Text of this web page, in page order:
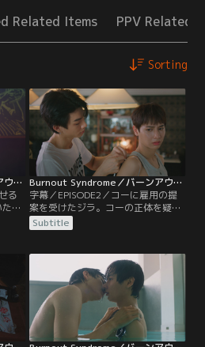
Related Items PPV Related
Sorting
Burnout Syndrome／バーンアウト・シンドローム 第01話／字幕
る
ジ
バ
ム
い
事
Burnout Syndrome／バーンアウト・シンドローム 第02話／字幕
字幕／EPISODE2／コーに雇用の提
案を受けたジラ。コーの正体を疑い
ながらも、高額の報酬とコーへの興
味から引き受けることに。コーの住
ぐため持ち物を没収され契約書にサ
インまでさせられる。そして、ジラ
はコーから自分の代わりに仕事の交
渉をするように言われ…。
Subtitle